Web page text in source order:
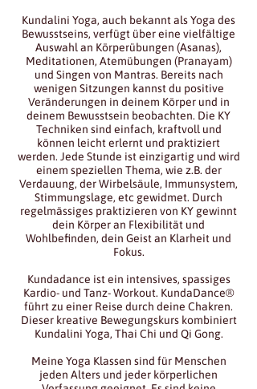
Kundalini Yoga, auch bekannt als Yoga des
Bewusstseins, verfügt über eine vielfältige
Auswahl an Körperübungen (Asanas),
Meditationen, Atemübungen (Pranayam)
und Singen von Mantras. Bereits nach
wenigen Sitzungen kannst du positive
Veränderungen in deinem Körper und in
deinem Bewusstsein beobachten. Die KY
Techniken sind einfach, kraftvoll und
können leicht erlernt und praktiziert
werden. Jede Stunde ist einzigartig und wird
einem speziellen Thema, wie z.B. der
Verdauung, der Wirbelsäule, Immunsystem,
Stimmungslage, etc gewidmet. Durch
regelmässiges praktizieren von KY gewinnt
dein Körper an Flexibilität und
Wohlbefinden, dein Geist an Klarheit und
Fokus.
Kundadance ist ein intensives, spassiges
Kardio- und Tanz- Workout. KundaDance®
führt zu einer Reise durch deine Chakren.
Dieser kreative Bewegungskurs kombiniert
Kundalini Yoga, Thai Chi und Qi Gong.
Meine Yoga Klassen sind für Menschen
jeden Alters und jeder körperlichen